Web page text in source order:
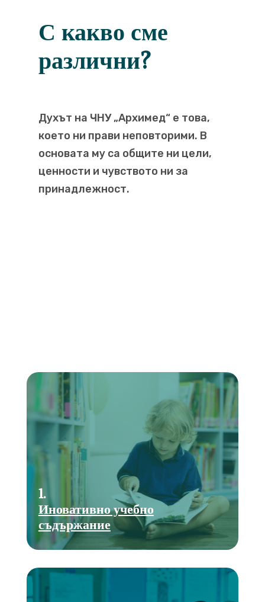
С какво сме
различни?
Духът на ЧНУ „Архимед“ е това,
което ни прави неповторими. В
основата му са общите ни цели,
ценности и чувството ни за
принадлежност.
1.
Иновативно учебно
съдържание